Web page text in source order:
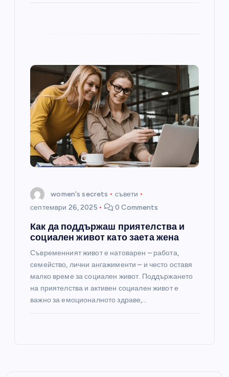
women's secrets
съвети
септември 26, 2025
0 Comments
Как да поддържаш приятелства и
социален живот като заета жена
Съвременният живот е натоварен – работа,
семейство, лични ангажименти – и често оставя
малко време за социален живот. Поддържането
на приятелства и активен социален живот е
важно за емоционалното здраве,…